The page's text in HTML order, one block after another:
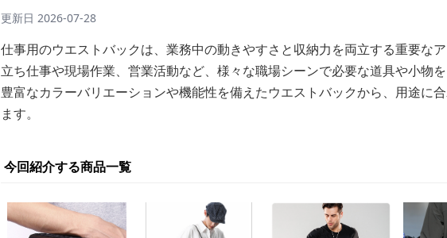
更新日 2026-07-28
仕事用のウエストバックは、業務中の動きやすさと収納力を両立する重要なア
立ち仕事や現場作業、営業活動など、様々な職場シーンで必要な道具や小物を
豊富なカラーバリエーションや機能性を備えたウエストバックから、用途に
ます。
今回紹介する商品一覧